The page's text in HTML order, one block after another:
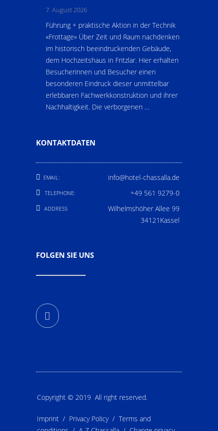
7. August 2026
Führung + praktische Aktion in der Technik
«Frottage» Über Zeit und Raum nachdenken
im historisch beeindruckenden Gebäude,
dem Hochzeitshaus in Fritzlar. Hier erhalten
Besucherinnen und Besucher einen
besonderen Eindruck dieser unmittelbar
erlebbaren Fachwerkkonstruktion und ihrer
Nachhaltigkeit. Die verborgenen …
KONTAKTDATEN
EMAIL: info@hotel-chassalla.de
TELEPHONE: +49 561 9279-0
ADDRESS
Wilhelmshöher Allee 99
34121Kassel
FOLGEN SIE UNS
Copyright © 2019 All right reserved.
Imprint / Privacy Policy/ Terms and